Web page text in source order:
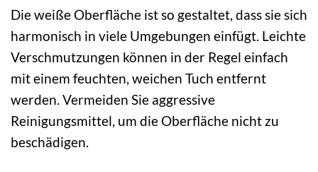
Die weiße Oberfläche ist so gestaltet, dass sie sich
harmonisch in viele Umgebungen einfügt. Leichte
Verschmutzungen können in der Regel einfach
mit einem feuchten, weichen Tuch entfernt
werden. Vermeiden Sie aggressive
Reinigungsmittel, um die Oberfläche nicht zu
beschädigen.